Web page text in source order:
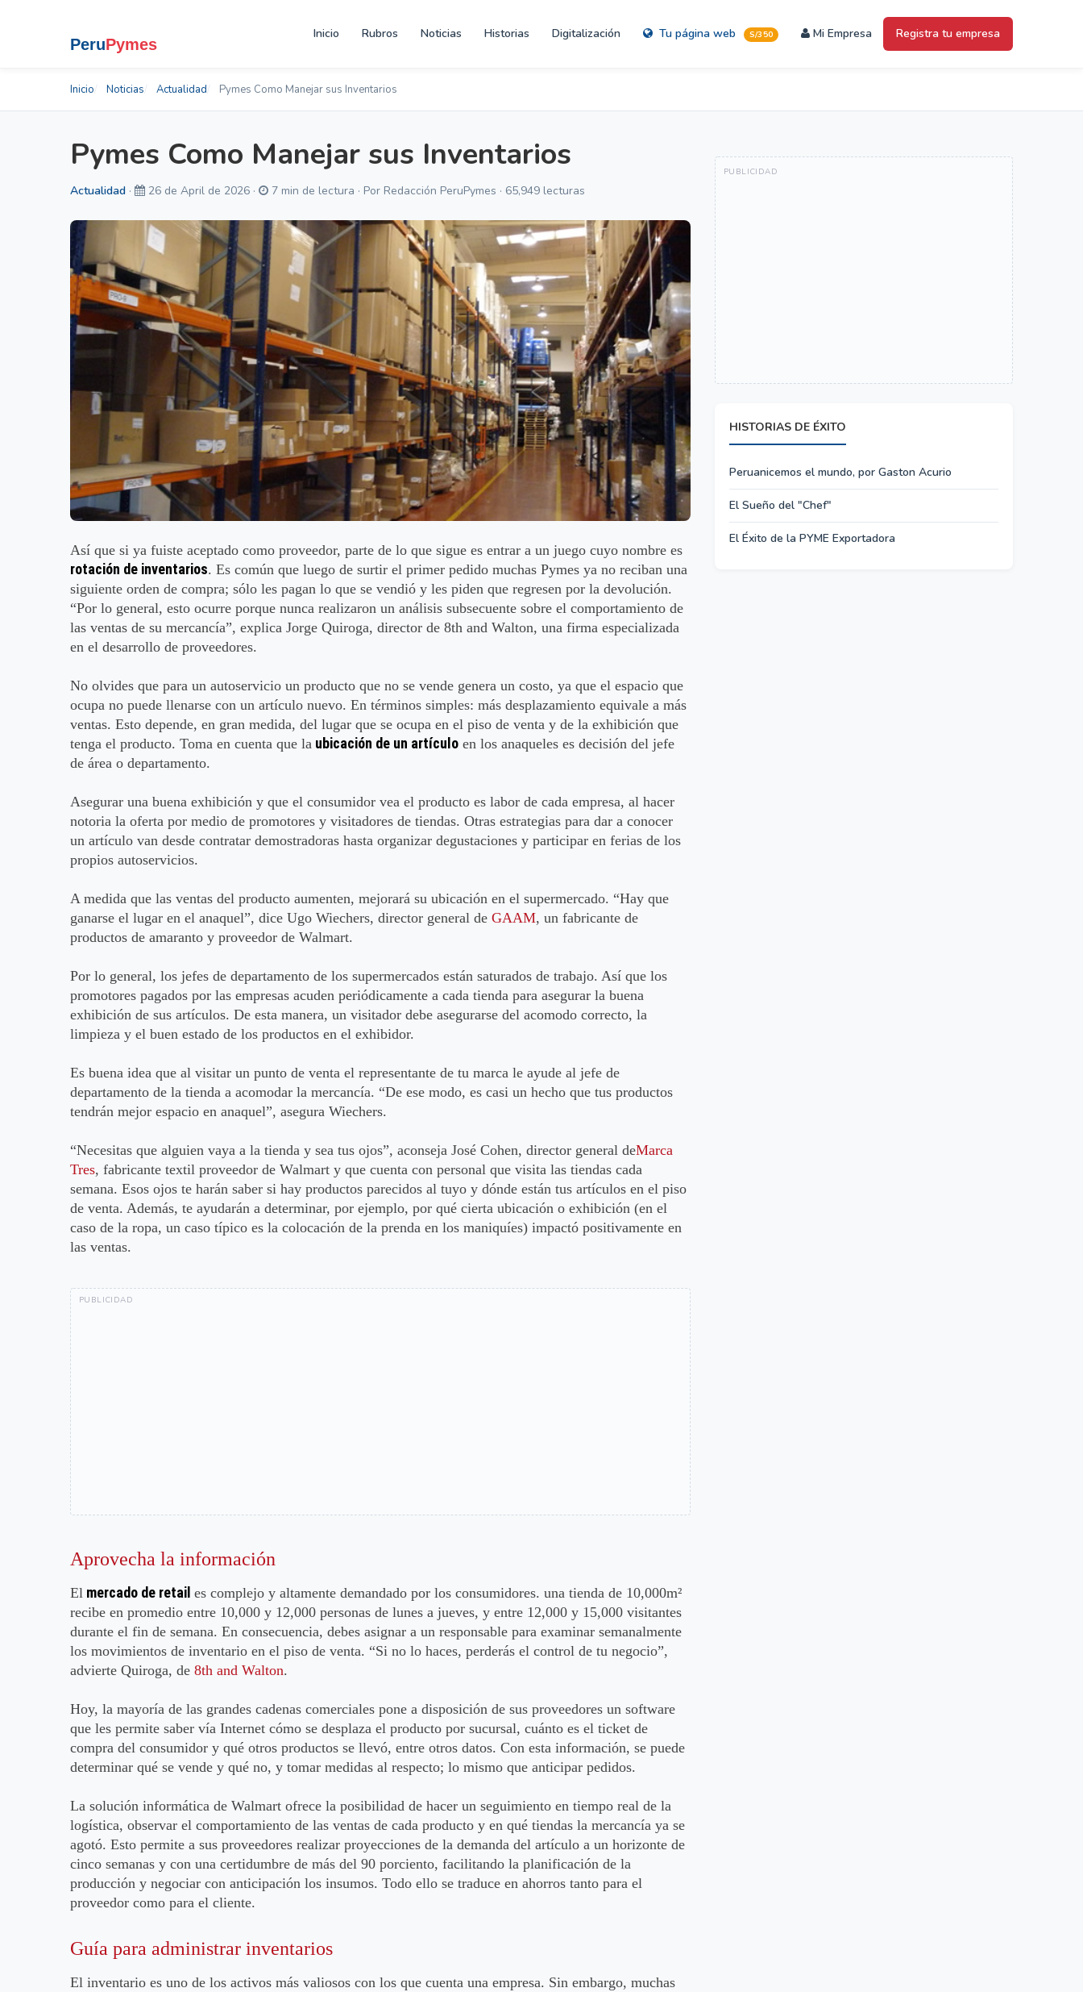
Inicio Rubros Noticias Historias Digitalización Tu página web S/350 Mi Empresa Registra tu empresa
Inicio Noticias Actualidad Pymes Como Manejar sus Inventarios
Pymes Como Manejar sus Inventarios
Actualidad · 26 de April de 2026 · 7 min de lectura · Por Redacción PeruPymes · 65,949 lecturas
Así que si ya fuiste aceptado como proveedor, parte de lo que sigue es entrar a un juego cuyo nombre es
rotación de inventarios. Es común que luego de surtir el primer pedido muchas Pymes ya no reciban una
siguiente orden de compra; sólo les pagan lo que se vendió y les piden que regresen por la devolución.
“Por lo general, esto ocurre porque nunca realizaron un análisis subsecuente sobre el comportamiento de
las ventas de su mercancía”, explica Jorge Quiroga, director de 8th and Walton, una firma especializada
en el desarrollo de proveedores.
No olvides que para un autoservicio un producto que no se vende genera un costo, ya que el espacio que
ocupa no puede llenarse con un artículo nuevo. En términos simples: más desplazamiento equivale a más
ventas. Esto depende, en gran medida, del lugar que se ocupa en el piso de venta y de la exhibición que
tenga el producto. Toma en cuenta que la ubicación de un artículo en los anaqueles es decisión del jefe
de área o departamento.
Asegurar una buena exhibición y que el consumidor vea el producto es labor de cada empresa, al hacer
notoria la oferta por medio de promotores y visitadores de tiendas. Otras estrategias para dar a conocer
un artículo van desde contratar demostradoras hasta organizar degustaciones y participar en ferias de los
propios autoservicios.
A medida que las ventas del producto aumenten, mejorará su ubicación en el supermercado. “Hay que
ganarse el lugar en el anaquel”, dice Ugo Wiechers, director general de GAAM, un fabricante de
productos de amaranto y proveedor de Walmart.
Por lo general, los jefes de departamento de los supermercados están saturados de trabajo. Así que los
promotores pagados por las empresas acuden periódicamente a cada tienda para asegurar la buena
exhibición de sus artículos. De esta manera, un visitador debe asegurarse del acomodo correcto, la
limpieza y el buen estado de los productos en el exhibidor.
Es buena idea que al visitar un punto de venta el representante de tu marca le ayude al jefe de
departamento de la tienda a acomodar la mercancía. “De ese modo, es casi un hecho que tus productos
tendrán mejor espacio en anaquel”, asegura Wiechers.
“Necesitas que alguien vaya a la tienda y sea tus ojos”, aconseja José Cohen, director general deMarca
Tres, fabricante textil proveedor de Walmart y que cuenta con personal que visita las tiendas cada
semana. Esos ojos te harán saber si hay productos parecidos al tuyo y dónde están tus artículos en el piso
de venta. Además, te ayudarán a determinar, por ejemplo, por qué cierta ubicación o exhibición (en el
caso de la ropa, un caso típico es la colocación de la prenda en los maniquíes) impactó positivamente en
las ventas.
Aprovecha la información
El mercado de retail es complejo y altamente demandado por los consumidores. una tienda de 10,000m²
recibe en promedio entre 10,000 y 12,000 personas de lunes a jueves, y entre 12,000 y 15,000 visitantes
durante el fin de semana. En consecuencia, debes asignar a un responsable para examinar semanalmente
los movimientos de inventario en el piso de venta. “Si no lo haces, perderás el control de tu negocio”,
advierte Quiroga, de 8th and Walton.
Hoy, la mayoría de las grandes cadenas comerciales pone a disposición de sus proveedores un software
que les permite saber vía Internet cómo se desplaza el producto por sucursal, cuánto es el ticket de
compra del consumidor y qué otros productos se llevó, entre otros datos. Con esta información, se puede
determinar qué se vende y qué no, y tomar medidas al respecto; lo mismo que anticipar pedidos.
La solución informática de Walmart ofrece la posibilidad de hacer un seguimiento en tiempo real de la
logística, observar el comportamiento de las ventas de cada producto y en qué tiendas la mercancía ya se
agotó. Esto permite a sus proveedores realizar proyecciones de la demanda del artículo a un horizonte de
cinco semanas y con una certidumbre de más del 90 porciento, facilitando la planificación de la
producción y negociar con anticipación los insumos. Todo ello se traduce en ahorros tanto para el
proveedor como para el cliente.
Guía para administrar inventarios
El inventario es uno de los activos más valiosos con los que cuenta una empresa. Sin embargo, muchas
HISTORIAS DE ÉXITO
Peruanicemos el mundo, por Gaston Acurio
El Sueño del "Chef"
El Éxito de la PYME Exportadora